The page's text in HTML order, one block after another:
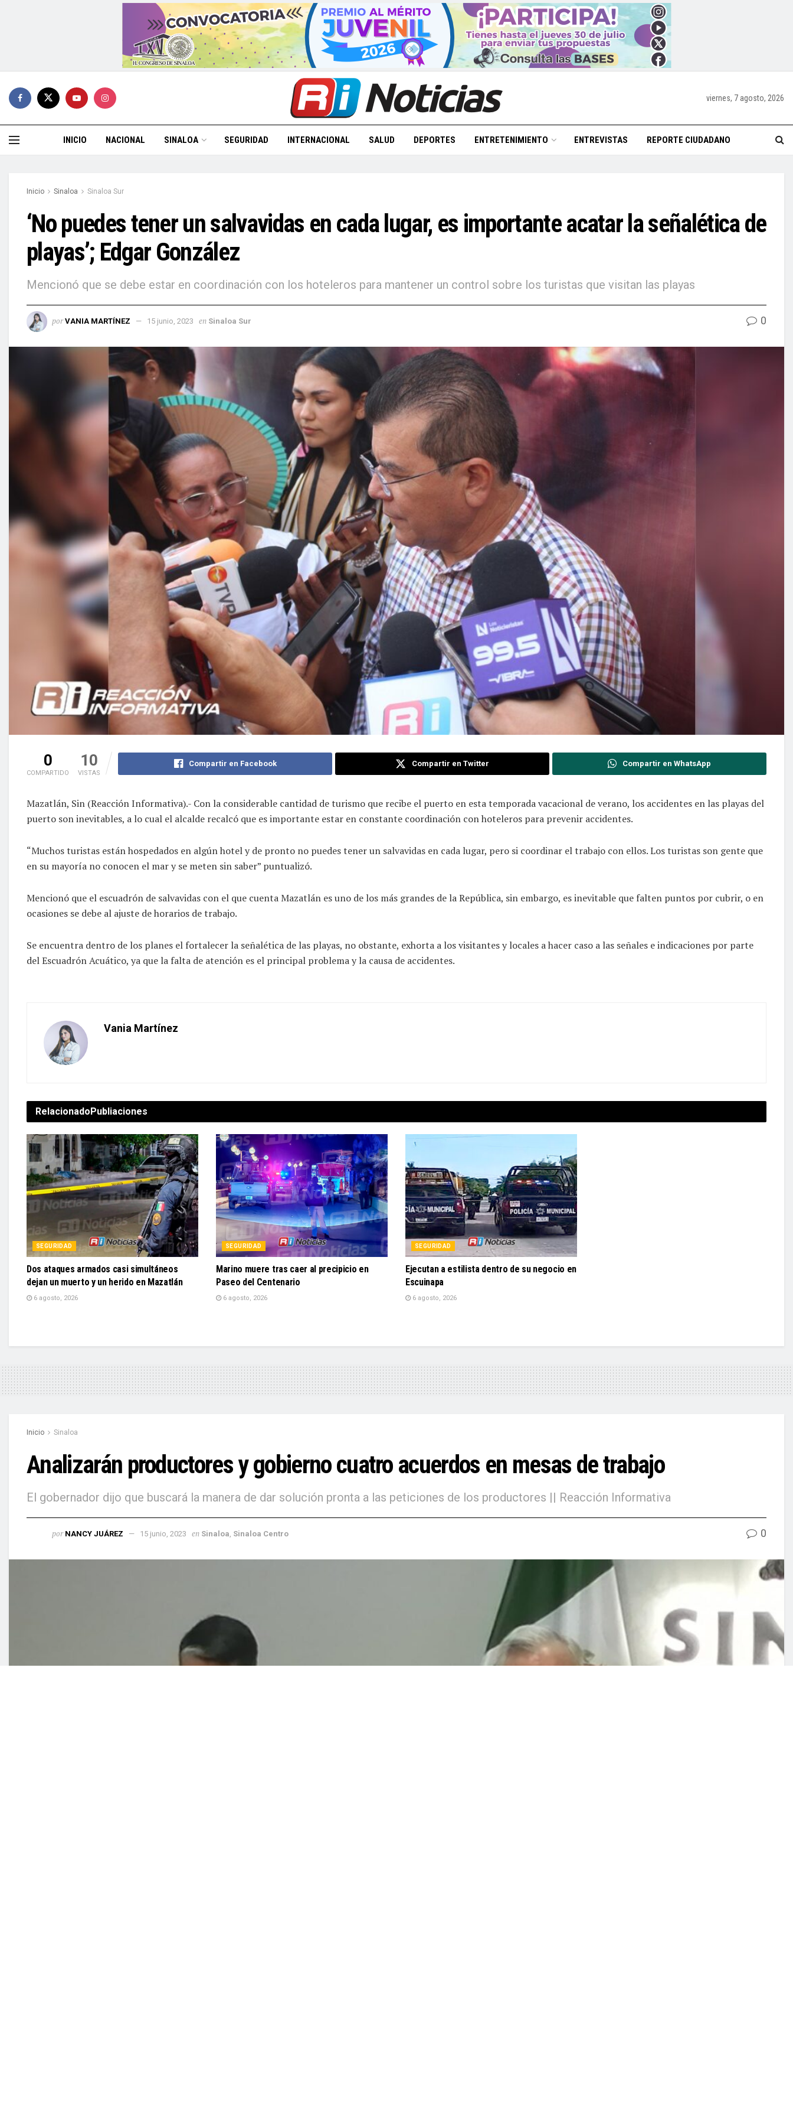
viernes, 7 agosto, 2026
INICIO NACIONAL SINALOA SEGURIDAD INTERNACIONAL SALUD DEPORTES ENTRETENIMIENTO ENTREVISTAS REPORTE CIUDADANO
Inicio Sinaloa Sinaloa Sur
‘No puedes tener un salvavidas en cada lugar, es importante acatar la señalética de
playas’; Edgar González
Mencionó que se debe estar en coordinación con los hoteleros para mantener un control sobre los turistas que visitan las playas
por VANIA MARTÍNEZ 15 junio, 2023 en Sinaloa Sur 0
0
COMPARTIDO
10
VISTAS
Compartir en Facebook Compartir en Twitter Compartir en WhatsApp
Mazatlán, Sin (Reacción Informativa).- Con la considerable cantidad de turismo que recibe el puerto en esta temporada vacacional de verano, los accidentes en las playas del
puerto son inevitables, a lo cual el alcalde recalcó que es importante estar en constante coordinación con hoteleros para prevenir accidentes.
“Muchos turistas están hospedados en algún hotel y de pronto no puedes tener un salvavidas en cada lugar, pero si coordinar el trabajo con ellos. Los turistas son gente que
en su mayoría no conocen el mar y se meten sin saber” puntualizó.
Mencionó que el escuadrón de salvavidas con el que cuenta Mazatlán es uno de los más grandes de la República, sin embargo, es inevitable que falten puntos por cubrir, o en
ocasiones se debe al ajuste de horarios de trabajo.
Se encuentra dentro de los planes el fortalecer la señalética de las playas, no obstante, exhorta a los visitantes y locales a hacer caso a las señales e indicaciones por parte
del Escuadrón Acuático, ya que la falta de atención es el principal problema y la causa de accidentes.
Vania Martínez
RelacionadoPubliaciones
SEGURIDAD
Dos ataques armados casi simultáneos
dejan un muerto y un herido en Mazatlán
6 agosto, 2026
SEGURIDAD
Marino muere tras caer al precipicio en
Paseo del Centenario
6 agosto, 2026
SEGURIDAD
Ejecutan a estilista dentro de su negocio en
Escuinapa
6 agosto, 2026
Inicio Sinaloa
Analizarán productores y gobierno cuatro acuerdos en mesas de trabajo
El gobernador dijo que buscará la manera de dar solución pronta a las peticiones de los productores || Reacción Informativa
por NANCY JUÁREZ 15 junio, 2023 en Sinaloa ,Sinaloa Centro 0